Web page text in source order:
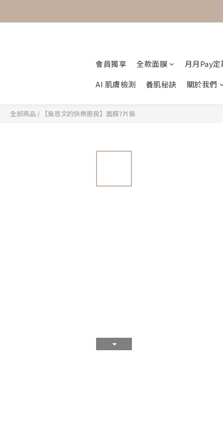
會員獨享 全款面膜
月月Pay定
AI 肌膚檢測
養肌秘訣 關於我們
全部商品 / 【吳恩文的快樂廚房】面膜7片裝